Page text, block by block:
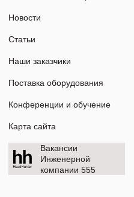
Новости
Статьи
Наши заказчики
Поставка оборудования
Конференции и обучение
Карта сайта
Вакансии
Инженерной
компании 555